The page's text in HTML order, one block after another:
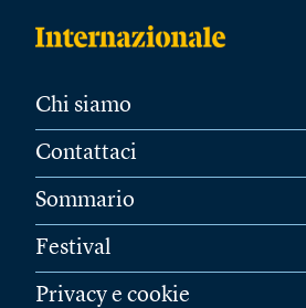
Chi siamo
Contattaci
Sommario
Festival
Privacy e cookie